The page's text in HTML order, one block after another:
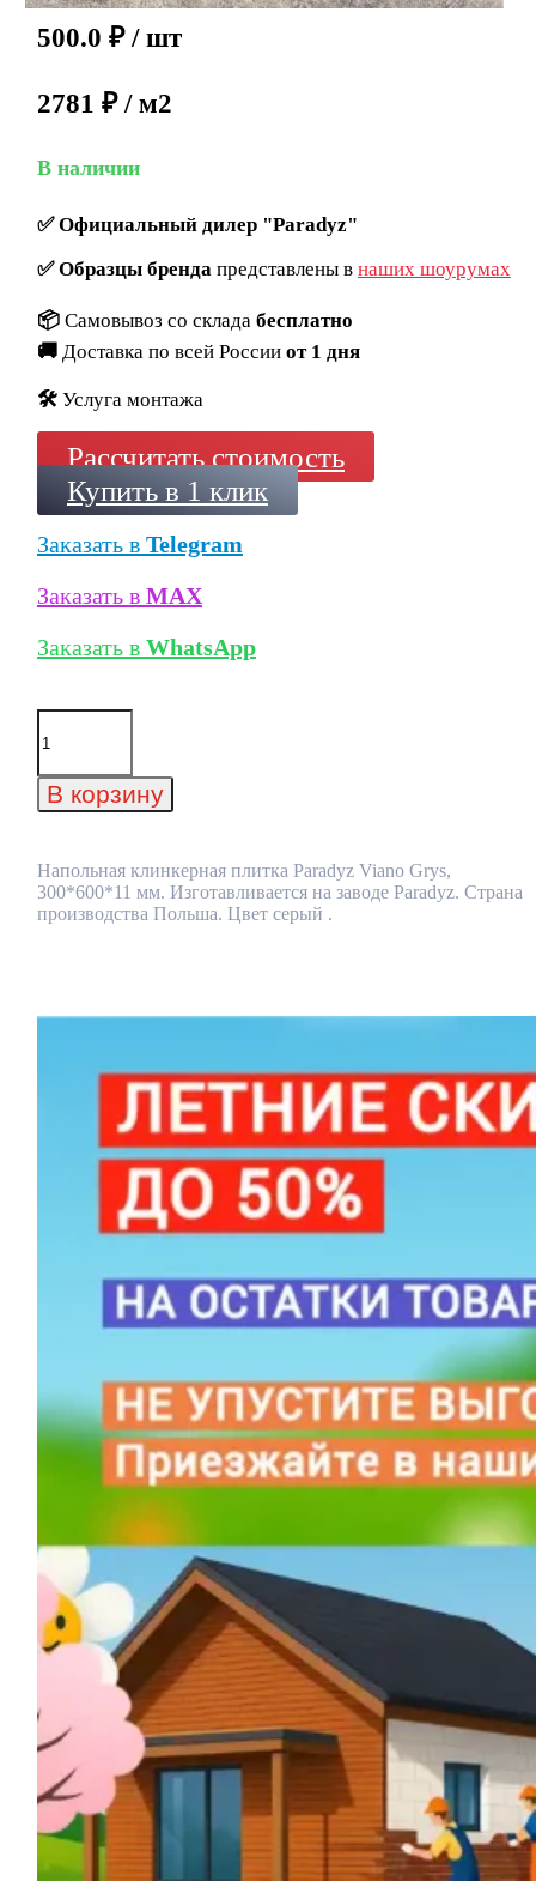
500.0 ₽ / шт
2781 ₽ / м2
В наличии
✅Официальный дилер "Paradyz"
✅Образцы брендапредставлены в наших шоурумах
📦 Самовывоз со склада бесплатно
🚚 Доставка по всей России от 1 дня
🛠️ Услуга монтажа
Рассчитать стоимость
Купить в 1 клик
Заказать в Telegram
Заказать в MAX
Заказать в WhatsApp
Количество
товара
клинкерная
плитка
Grys,
300*600*11
мм
В корзину
Напольная клинкерная плитка Paradyz Viano Grys,
300*600*11 мм. Изготавливается на заводе Paradyz. Страна
производства Польша. Цвет серый .